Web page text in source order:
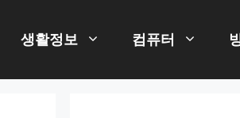
생활정보 컴퓨터